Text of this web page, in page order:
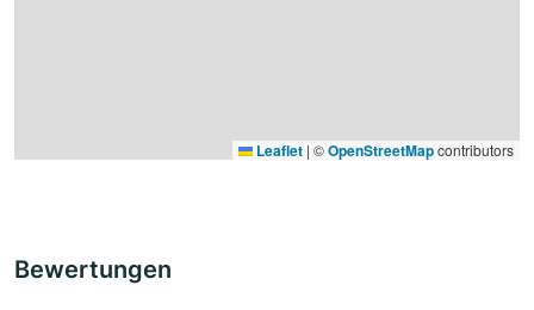
Leaflet | ©OpenStreetMapcontributors
Bewertungen